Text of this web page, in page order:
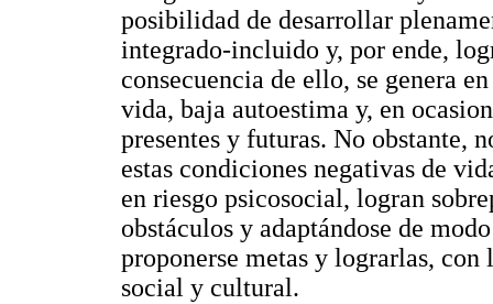
posibilidad de desarrollar
integrado-incluido y, por ende,
consecuencia de ello, se genera
vida, baja autoestima y, en
presentes y futuras. No obstante,
estas condiciones negativas de
en riesgo psicosocial, logran
obstáculos y adaptándose de
proponerse metas y lograrlas,
social y cultural.